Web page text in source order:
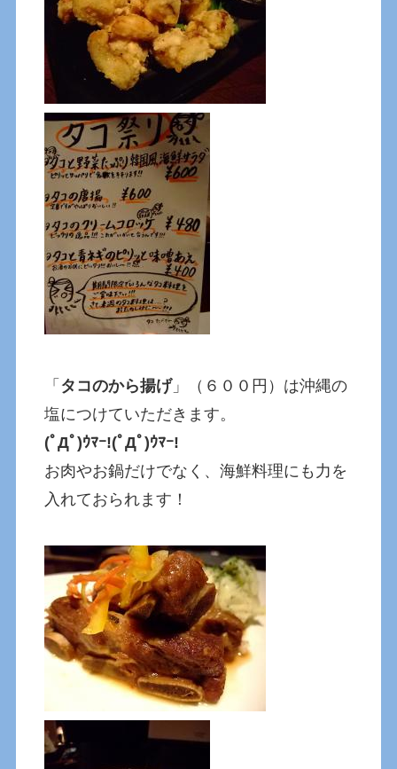
「 タコのから揚げ」（６００円）は沖縄の
塩につけていただきます。
(ﾟДﾟ)ｳﾏｰ!(ﾟДﾟ)ｳﾏｰ!
お肉やお鍋だけでなく、海鮮料理にも力を
入れておられます！